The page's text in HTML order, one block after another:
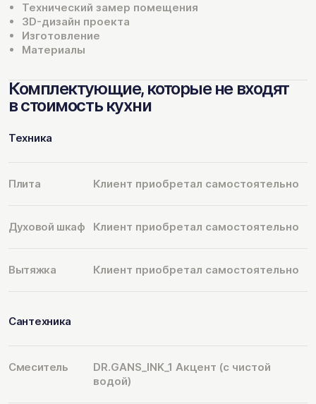
Технический замер помещения
3D-дизайн проекта
Изготовление
Материалы
Комплектующие, которые не входят
в стоимость кухни
Техника
Плита Клиент приобретал самостоятельно
Духовой шкаф Клиент приобретал самостоятельно
Вытяжка Клиент приобретал самостоятельно
Сантехника
Смеситель
DR.GANS_INK_1 Акцент (с чистой
водой)